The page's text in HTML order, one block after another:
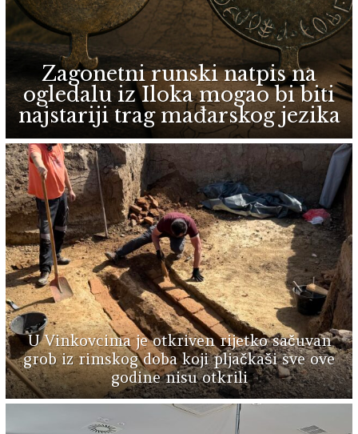
Zagonetni runski natpis na
ogledalu iz Iloka mogao bi biti
najstariji trag mađarskog jezika
U Vinkovcima je otkriven rijetko sačuvan
grob iz rimskog doba koji pljačkaši sve ove
godine nisu otkrili